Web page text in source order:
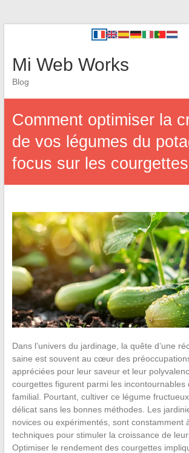
Mi Web Works
Blog
Comment optimiser la
de vos légumes du
focus sur les courgettes
Dans l’univers du jardinage, la quête d’une
saine est souvent au cœur des
appréciées pour leur saveur et leur
courgettes figurent parmi les incontournables
familial. Pourtant, cultiver ce légume
délicat sans les bonnes méthodes. Les
novices ou expérimentés, sont constamment
techniques pour stimuler la croissance de
Optimiser le rendement des courgettes